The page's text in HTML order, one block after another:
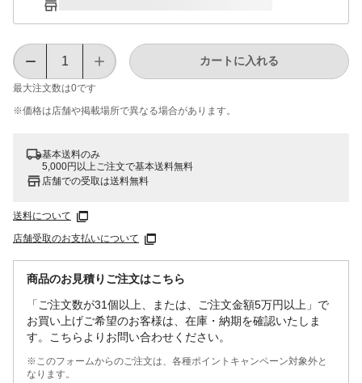
最大注文数は0です
カートに入れる
※価格は​店舗や​掲載場所で​異なる​場合が​あります。
基本送料のみ
5,000円以上ご注文で基本送料無料
店舗での受取は送料無料
送料について
店舗受取のお支払いについて
商品のお見積りご注文はこちら
「ご注文数が31個以上、または、ご注文金額5万円以上」で
お買い上げご希望のお客様は、在庫・納期を確認いたしま
す。こちらよりお問い合わせください。
※このフォームからのご注文は、各種ポイントキャンペーン対象外と
なります。